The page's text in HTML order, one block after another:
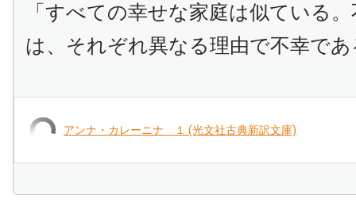
「すべての幸せな家庭は似ている
は、それぞれ異なる理由で不幸で
アンナ・カレーニナ １ (光文社古典新訳文庫)